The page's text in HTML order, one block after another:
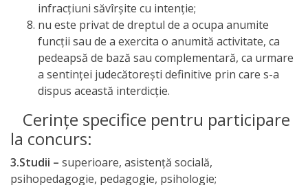
infracţiuni săvîrşite cu intenţie;
nu este privat de dreptul de a ocupa anumite
funcţii sau de a exercita o anumită activitate, ca
pedeapsă de bază sau complementară, ca urmare
a sentinţei judecătoreşti definitive prin care s-a
dispus această interdicţie.
Cerinţe specifice pentru participare
la concurs:
3.Studii – superioare, asistență socială,
psihopedagogie, pedagogie, psihologie;